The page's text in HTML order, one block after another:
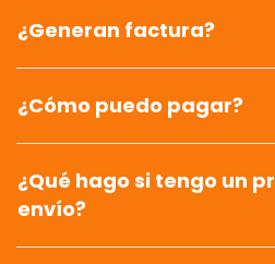
¿Generan factura?
¿Cómo puedo pagar?
¿Qué hago si tengo un
envío?